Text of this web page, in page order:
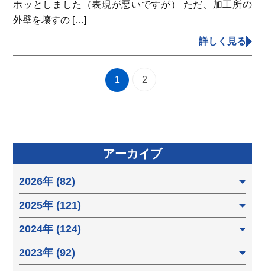
ホッとしました（表現が悪いですが） ただ、加工所の
外壁を壊すの […]
詳しく見る
1 2
アーカイブ
2026年 (82)
2025年 (121)
2024年 (124)
2023年 (92)